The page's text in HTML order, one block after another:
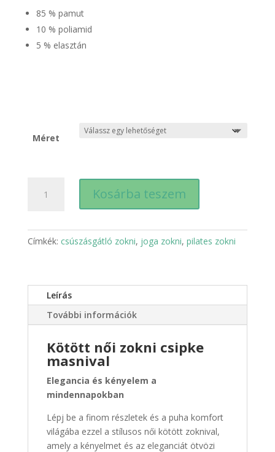
85 % pamut
10 % poliamid
5 % elasztán
Méret
masnis
-
Kosárba teszem
Címkék: csúszásgátló zokni, joga zokni, pilates zokni
Leírás
További információk
Kötött női zokni csipke
masnival
Elegancia és kényelem a
mindennapokban
Lépj be a finom részletek és a puha komfort
világába ezzel a stílusos női kötött zoknival,
amely a kényelmet és az eleganciát ötvözi